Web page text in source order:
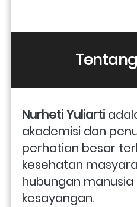
Nurheti Yuliarti
akademisi dan
perhatian besar
kesehatan
hubungan
kesayangan.